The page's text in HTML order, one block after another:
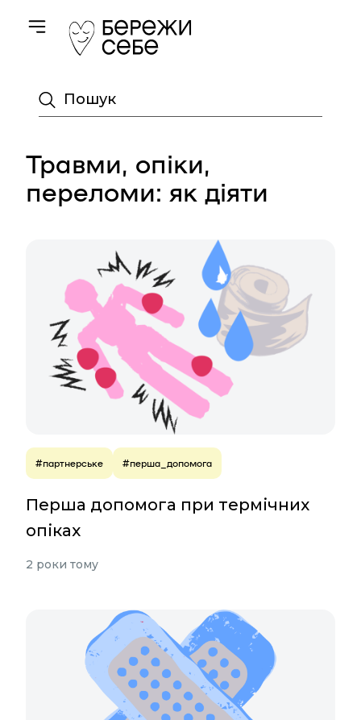
Toggle navigation
Пошук
Травми, опіки,
переломи: як діяти
#партнерське #перша_допомога
Перша допомога при термічних
опіках
2 роки тому